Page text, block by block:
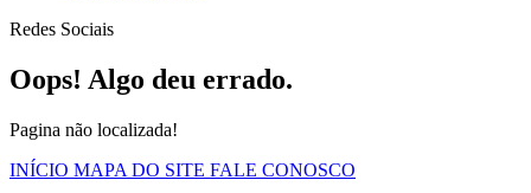
Redes Sociais
Oops! Algo deu errado.
Pagina não localizada!
INÍCIO MAPA DO SITE FALE CONOSCO